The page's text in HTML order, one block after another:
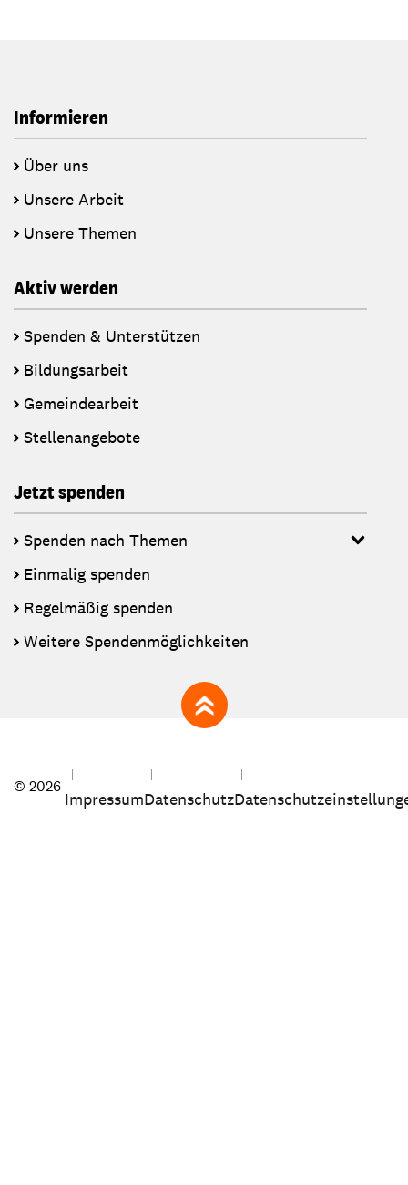
Informieren
Über uns
Unsere Arbeit
Unsere Themen
Aktiv werden
Spenden & Unterstützen
Bildungsarbeit
Gemeindearbeit
Stellenangebote
Jetzt spenden
Spenden nach Themen
Einmalig spenden
Regelmäßig spenden
Weitere Spendenmöglichkeiten
zum Seitenanfang
© 2026
ImpressumDatenschutz